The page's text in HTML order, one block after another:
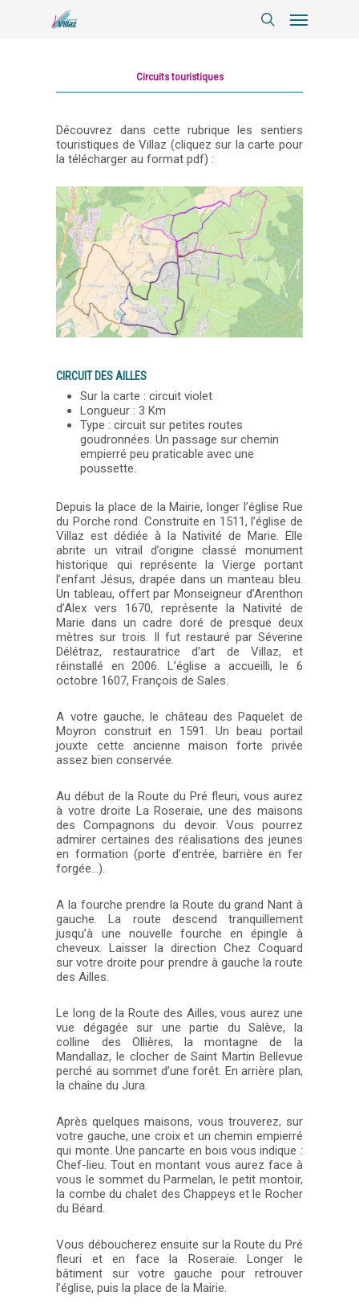
Circuits touristiques
Découvrez dans cette rubrique les sentiers
touristiques de Villaz (cliquez sur la carte pour
la télécharger au format pdf) :
CIRCUIT DES AILLES
Sur la carte : circuit violet
Longueur : 3 Km
Type : circuit sur petites routes
goudronnées. Un passage sur chemin
empierré peu praticable avec une
poussette.
Depuis la place de la Mairie, longer l’église Rue
du Porche rond. Construite en 1511, l’église de
Villaz est dédiée à la Nativité de Marie. Elle
abrite un vitrail d’origine classé monument
historique qui représente la Vierge portant
l’enfant Jésus, drapée dans un manteau bleu.
Un tableau, offert par Monseigneur d’Arenthon
d’Alex vers 1670, représente la Nativité de
Marie dans un cadre doré de presque deux
mètres sur trois. Il fut restauré par Séverine
Délétraz, restauratrice d’art de Villaz, et
réinstallé en 2006. L’église a accueilli, le 6
octobre 1607, François de Sales.
A votre gauche, le château des Paquelet de
Moyron construit en 1591. Un beau portail
jouxte cette ancienne maison forte privée
assez bien conservée.
Au début de la Route du Pré fleuri, vous aurez
à votre droite La Roseraie, une des maisons
des Compagnons du devoir. Vous pourrez
admirer certaines des réalisations des jeunes
en formation (porte d’entrée, barrière en fer
forgée…).
A la fourche prendre la Route du grand Nant à
gauche. La route descend tranquillement
jusqu’à une nouvelle fourche en épingle à
cheveux. Laisser la direction Chez Coquard
sur votre droite pour prendre à gauche la route
des Ailles.
Le long de la Route des Ailles, vous aurez une
vue dégagée sur une partie du Salève, la
colline des Ollières, la montagne de la
Mandallaz, le clocher de Saint Martin Bellevue
perché au sommet d’une forêt. En arrière plan,
la chaîne du Jura.
Après quelques maisons, vous trouverez, sur
votre gauche, une croix et un chemin empierré
qui monte. Une pancarte en bois vous indique :
Chef-lieu. Tout en montant vous aurez face à
vous le sommet du Parmelan, le petit montoir,
la combe du chalet des Chappeys et le Rocher
du Béard.
Vous déboucherez ensuite sur la Route du Pré
fleuri et en face la Roseraie. Longer le
bâtiment sur votre gauche pour retrouver
l’église, puis la place de la Mairie.